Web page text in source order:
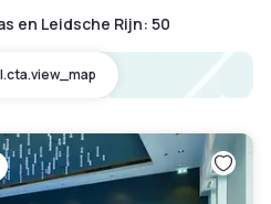
en Leidsche Rijn: 50